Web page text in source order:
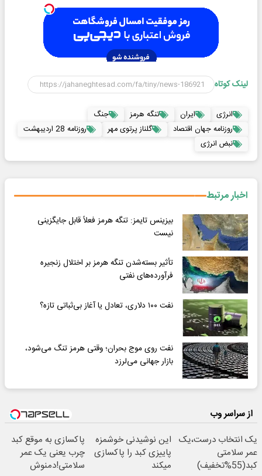
لینک کوتاه
انرژی ایران تنگه هرمز
جنگ
روزنامه جهان اقتصاد
گلناز پرتوی مهر
روزنامه 28 اردیبهشت
نبض انرژی
اخبار مرتبط
بیزینس تایمز: تنگه هرمز فعلاً قابل جایگزینی
نیست
تأثیر بسته‌شدن تنگه هرمز بر اختلال زنجیره
فرآورده‌های نفتی
نفت ۱۰۰ دلاری، تعادل یا آغاز بی‌ثباتی تازه؟
نفت روی موج بحران؛ وقتی هرمز تنگ می‌شود،
بازار جهانی می‌لرزد
از سراسر وب
یک انتخاب درست،یک
عمر سلامتی
کبد(55%تخفیف)
این نوشیدنی خوشمزه
پاییزی کبد را پاکسازی
میکند
پاکسازی به موقع کبد
چرب یعنی یک عمر
سلامتی!دمنوش